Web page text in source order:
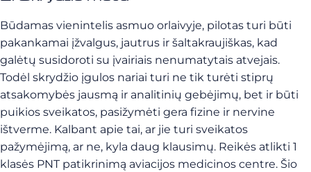
Būdamas vienintelis asmuo orlaivyje, pilotas turi būti
pakankamai įžvalgus, jautrus ir šaltakraujiškas, kad
galėtų susidoroti su įvairiais nenumatytais atvejais.
Todėl skrydžio įgulos nariai turi ne tik turėti stiprų
atsakomybės jausmą ir analitinių gebėjimų, bet ir būti
puikios sveikatos, pasižymėti gera fizine ir nervine
ištverme. Kalbant apie tai, ar jie turi sveikatos
pažymėjimą, ar ne, kyla daug klausimų. Reikės atlikti 1
klasės PNT patikrinimą aviacijos medicinos centre. Šio